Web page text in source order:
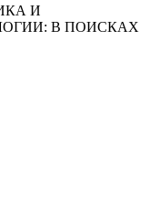
И
В ПОИСКАХ